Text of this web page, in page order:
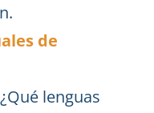
de
lenguas